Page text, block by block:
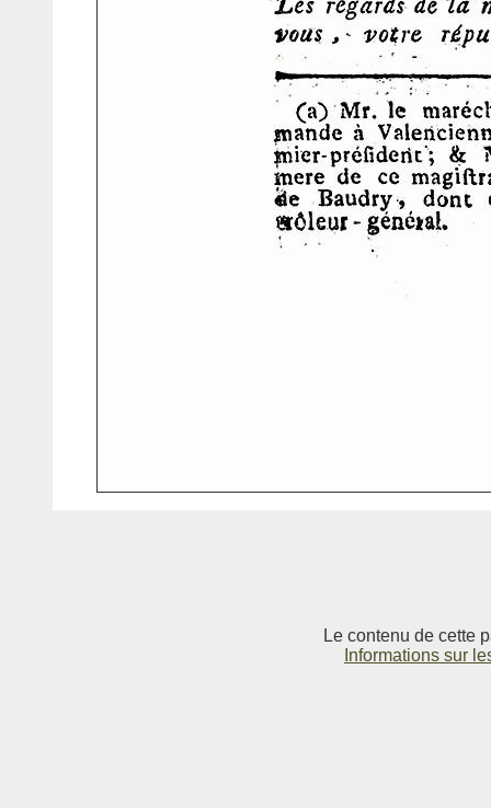
Le contenu de cette
Informations sur